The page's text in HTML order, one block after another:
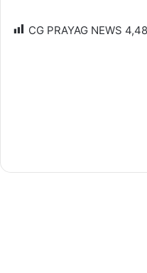
CG PRAYAG NEWS